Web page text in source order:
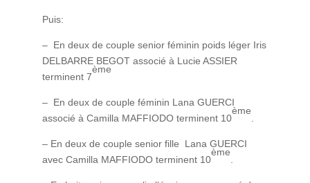
Puis:
– En deux de couple senior féminin poids léger Iris
DELBARRE BEGOT associé à Lucie ASSIER
terminent 7
ème
– En deux de couple féminin Lana GUERCI
associé à Camilla MAFFIODO terminent 10
ème
– En deux de couple senior fille Lana GUERCI
avec Camilla MAFFIODO terminent 10
ème